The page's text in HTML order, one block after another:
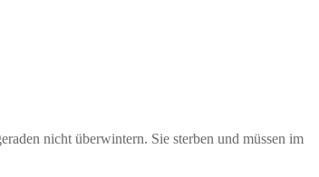
nicht überwintern. Sie sterben und müssen im